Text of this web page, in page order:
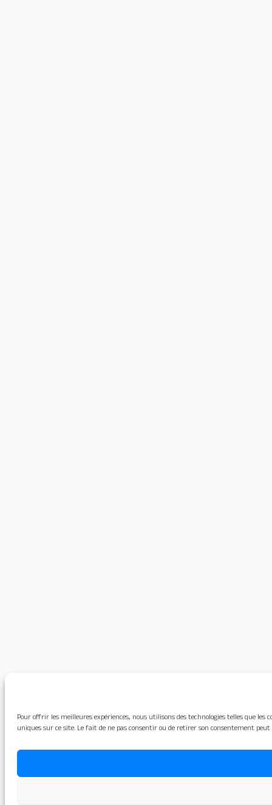
Pour offrir les meilleures expériences, nous utilisons des technologies telles que
uniques sur ce site. Le fait de ne pas consentir ou de retirer son consentement